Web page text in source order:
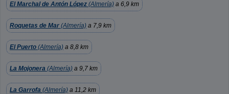
El Marchal de Antón López (Almería) a 6,9 km
Roquetas de Mar (Almería) a 7,9 km
El Puerto (Almería) a 8,8 km
La Mojonera (Almería) a 9,7 km
La Garrofa (Almería) a 11,2 km